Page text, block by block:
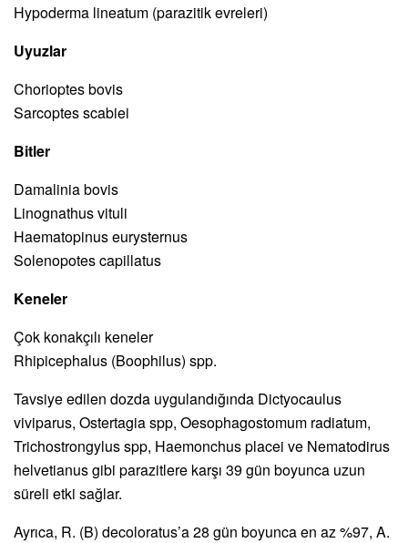
Hypoderma lineatum (parazitik evreleri)
Uyuzlar
Chorioptes bovis
Sarcoptes scabiei
Bitler
Damalinia bovis
Linognathus vituli
Haematopinus eurysternus
Solenopotes capillatus
Keneler
Çok konakçılı keneler
Rhipicephalus (Boophilus) spp.
Tavsiye edilen dozda uygulandığında Dictyocaulus
viviparus, Ostertagia spp, Oesophagostomum radiatum,
Trichostrongylus spp, Haemonchus placei ve Nematodirus
helvetianus gibi parazitlere karşı 39 gün boyunca uzun
süreli etki sağlar.
Ayrıca, R. (B) decoloratus’a 28 gün boyunca en az %97, A.